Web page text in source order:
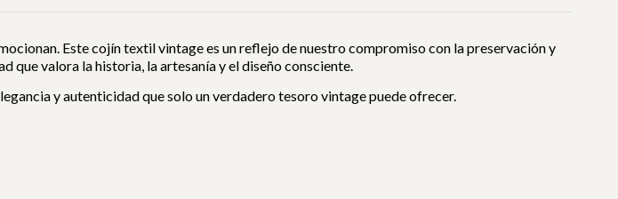
Este cojín textil vintage es un reflejo de nuestro compromiso con la preservación y
que valora la historia, la artesanía y el diseño consciente.
y autenticidad que solo un verdadero tesoro vintage puede ofrecer.